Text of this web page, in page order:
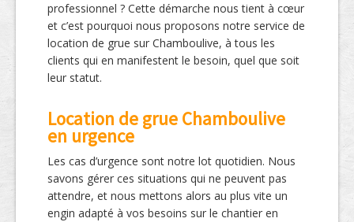
professionnel ? Cette démarche nous tient à cœur
et c’est pourquoi nous proposons notre service de
location de grue sur Chamboulive, à tous les
clients qui en manifestent le besoin, quel que soit
leur statut.
Location de grue Chamboulive
en urgence
Les cas d’urgence sont notre lot quotidien. Nous
savons gérer ces situations qui ne peuvent pas
attendre, et nous mettons alors au plus vite un
engin adapté à vos besoins sur le chantier en